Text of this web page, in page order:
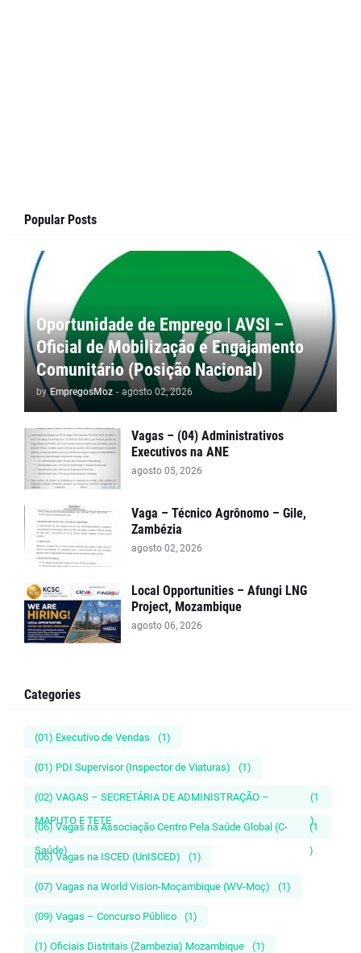
Popular Posts
Oportunidade de Emprego | AVSI –
Oficial de Mobilização e Engajamento
Comunitário (Posição Nacional)
by EmpregosMoz - agosto 02, 2026
Vagas – (04) Administrativos
Executivos na ANE
agosto 05, 2026
Vaga – Técnico Agrônomo – Gile,
Zambézia
agosto 02, 2026
Local Opportunities – Afungi LNG
Project, Mozambique
agosto 06, 2026
Categories
(01) Executivo de Vendas (1)
(01) PDI Supervisor (Inspector de Viaturas) (1)
(02) VAGAS – SECRETÁRIA DE ADMINISTRAÇÃO –
MAPUTO E TETE
(1
)
(06) Vagas na Associação Centro Pela Saúde Global (C-
Saúde)
(1
)
(06) Vagas na ISCED (UnISCED) (1)
(07) Vagas na World Vision-Moçambique (WV-Moç) (1)
(09) Vagas – Concurso Público (1)
(1) Oficiais Distritais (Zambezia) Mozambique (1)